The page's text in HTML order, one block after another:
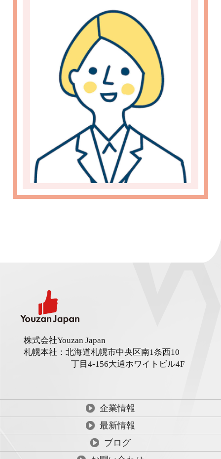
株式会社Youzan Japan
札幌本社：北海道札幌市中央区南1条西10
丁目4-156大通ホワイトビル4F
企業情報
最新情報
ブログ